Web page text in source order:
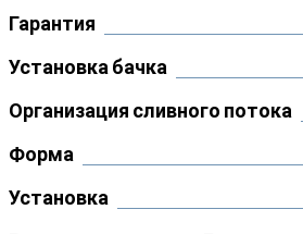
Гарантия
Установка бачка
Организация сливного потока
Форма
Установка